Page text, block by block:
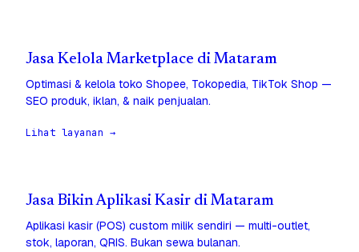
Jasa Kelola Marketplace di Mataram
Optimasi & kelola toko Shopee, Tokopedia, TikTok Shop —
SEO produk, iklan, & naik penjualan.
Lihat layanan →
Jasa Bikin Aplikasi Kasir di Mataram
Aplikasi kasir (POS) custom milik sendiri — multi-outlet,
stok, laporan, QRIS. Bukan sewa bulanan.